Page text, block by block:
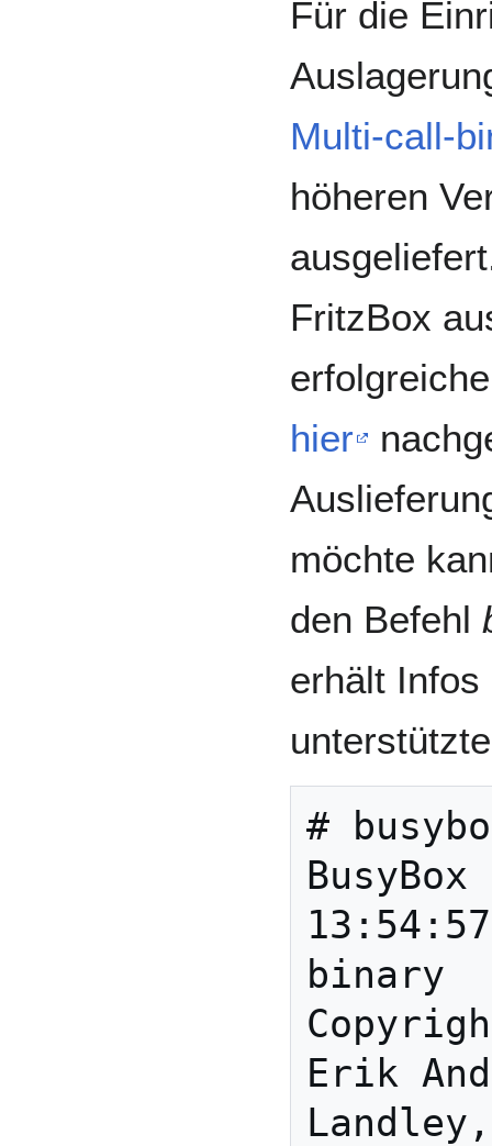
Für die
Multi-call-
höheren
FritzBox
hier
möchte
den Befehl
erhält Infos
#
binary
Erik